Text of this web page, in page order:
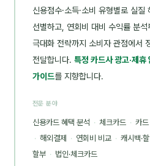
신용점수·소득·소비 유형별로 실
선별하고, 연회비 대비 수익률 분석
극대화 전략까지 소비자 관점에서
전달합니다. 특정 카드사 광고·제
가이드를 지향합니다.
전문 분야
신용카드 혜택 분석 · 체크카드 · 카
· 해외결제 · 연회비 비교 · 캐시백·
할부 · 법인·체크카드